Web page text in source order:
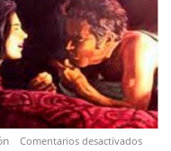
Comentarios desactivadosen